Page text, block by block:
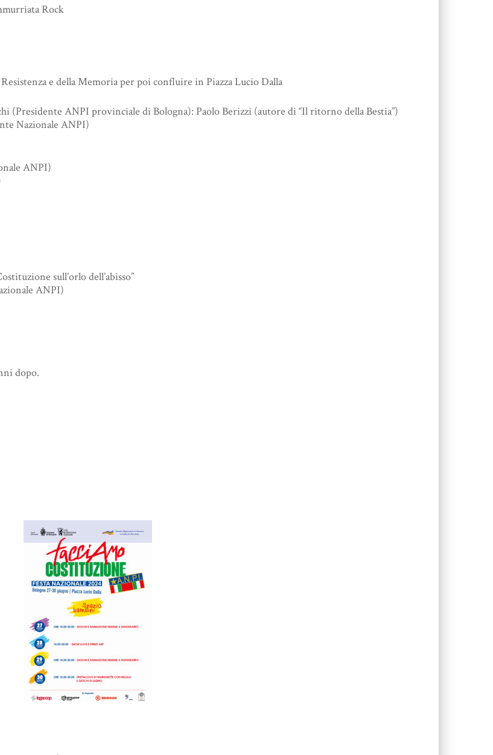
Rock
e della Memoria per poi confluire in Piazza Lucio Dalla
(Presidente ANPI provinciale di Bologna): Paolo Berizzi (autore di “Il ritorno della Bestia”)
Nazionale ANPI)
ANPI)
sull’orlo dell’abisso”
ANPI)
dopo.